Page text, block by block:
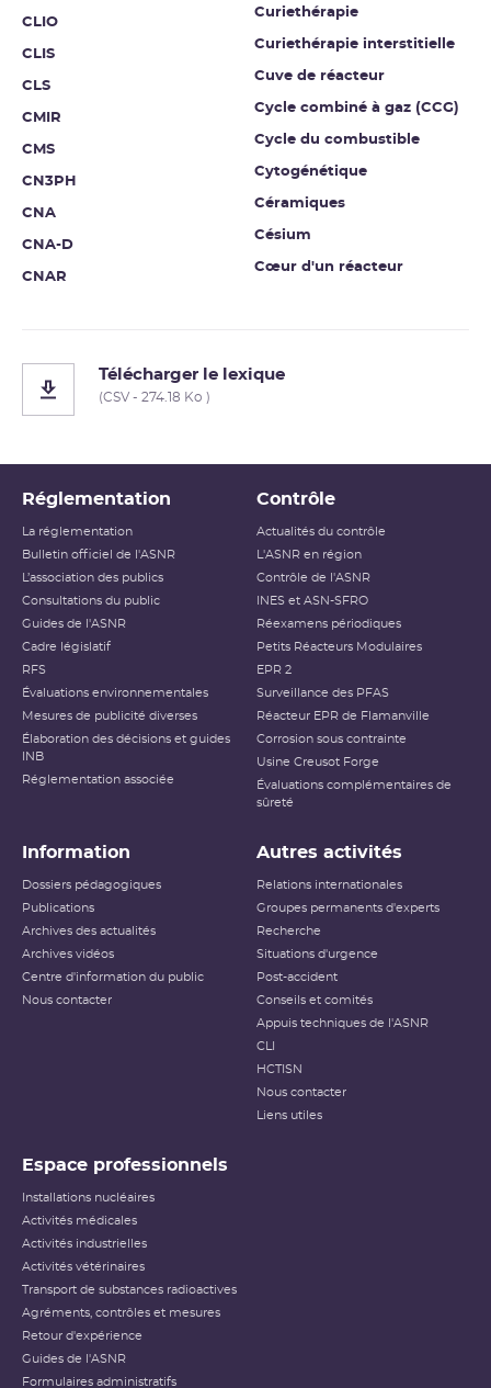
CLIO
CLIS
CLS
CMIR
CMS
CN3PH
CNA
CNA-D
CNAR
Curiethérapie
Curiethérapie interstitielle
Cuve de réacteur
Cycle combiné à gaz (CCG)
Cycle du combustible
Cytogénétique
Céramiques
Césium
Cœur d'un réacteur
Télécharger le lexique
(CSV - 274.18 Ko )
Réglementation
La réglementation
Bulletin officiel de l'ASNR
L’association des publics
Consultations du public
Guides de l'ASNR
Cadre législatif
RFS
Évaluations environnementales
Mesures de publicité diverses
Élaboration des décisions et guides
INB
Réglementation associée
Contrôle
Actualités du contrôle
L'ASNR en région
Contrôle de l'ASNR
INES et ASN-SFRO
Réexamens périodiques
Petits Réacteurs Modulaires
EPR 2
Surveillance des PFAS
Réacteur EPR de Flamanville
Corrosion sous contrainte
Usine Creusot Forge
Évaluations complémentaires de
sûreté
Information
Dossiers pédagogiques
Publications
Archives des actualités
Archives vidéos
Centre d'information du public
Nous contacter
Autres activités
Relations internationales
Groupes permanents d'experts
Recherche
Situations d'urgence
Post-accident
Conseils et comités
Appuis techniques de l'ASNR
CLI
HCTISN
Nous contacter
Liens utiles
Espace professionnels
Installations nucléaires
Activités médicales
Activités industrielles
Activités vétérinaires
Transport de substances radioactives
Agréments, contrôles et mesures
Retour d'expérience
Guides de l'ASNR
Formulaires administratifs